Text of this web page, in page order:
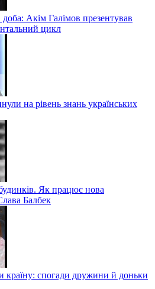
доба: Акім Галімов презентував
цикл
на рівень знань українських
Як працює нова
Балбек
країну: спогади дружини й доньки